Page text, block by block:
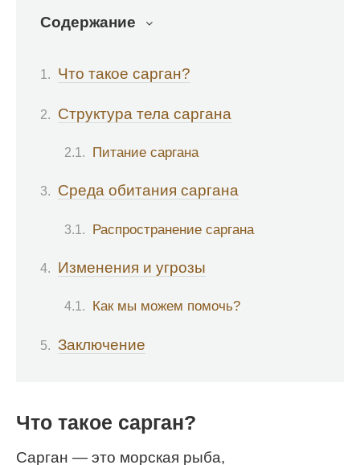
Содержание
Что такое сарган?
Структура тела саргана
Питание саргана
Среда обитания саргана
Распространение саргана
Изменения и угрозы
Как мы можем помочь?
Заключение
Что такое сарган?
Сарган — это морская рыба,